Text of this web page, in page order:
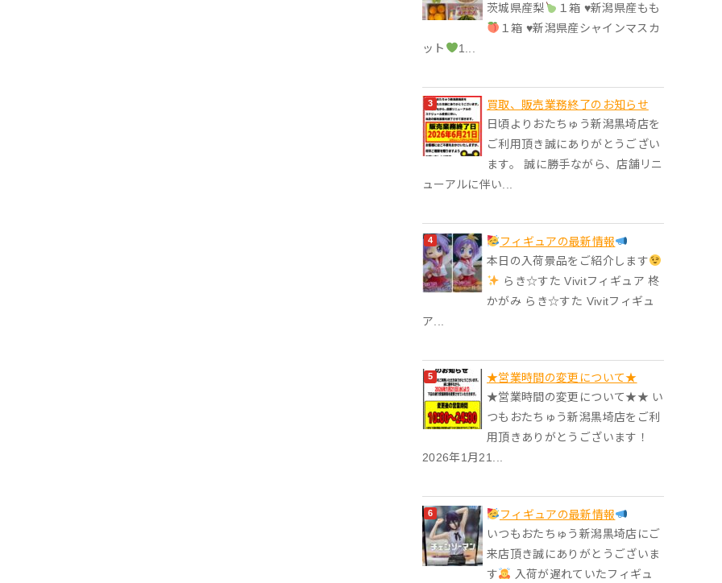
茨城県産梨
１箱 ♥︎新潟県産もも
１箱 ♥︎新潟県産シャインマスカ
ット
1...
買取、販売業務終了のお知らせ
日頃よりおたちゅう新潟黒埼店を
ご利用頂き誠にありがとうござい
ます。 誠に勝手ながら、店舗リニ
ューアルに伴い...
フィギュアの最新情報
本日の入荷景品をご紹介します
らき☆すた Vivitフィギュア 柊
かがみ らき☆すた Vivitフィギュ
ア...
★営業時間の変更について★
★営業時間の変更について★★ い
つもおたちゅう新潟黒埼店をご利
用頂きありがとうございます！
2026年1月21...
フィギュアの最新情報
いつもおたちゅう新潟黒埼店にご
来店頂き誠にありがとうございま
す
入荷が遅れていたフィギュ